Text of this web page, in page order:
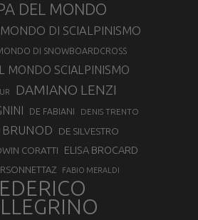
DEL MONDO
DI SCIALPINISMO
DI SNOWBOARDCROSS
MONDO SCIALPINISMO
DAMIANO LENZI
DE FABIANI DENIS TRENTO
DE SILVESTRO
CORATTI ELISA BROCARD
FABIO MERALDI